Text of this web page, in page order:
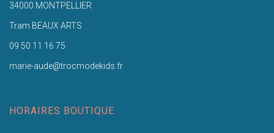
34000 MONTPELLIER
Tram BEAUX ARTS
09 50 11 16 75
marie-aude@trocmodekids.fr
HORAIRES BOUTIQUE